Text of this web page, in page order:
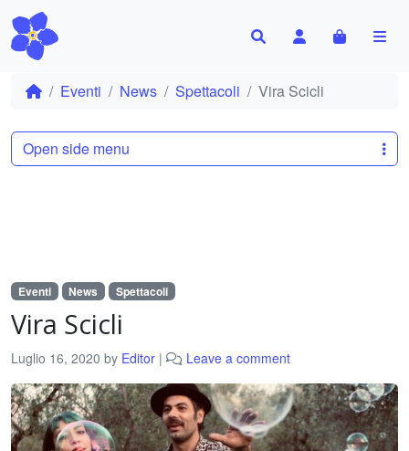
Search AccountCart
Eventi News Spettacoli Vira Scicli
Eventi News Spettacoli
Vira Scicli
Luglio 16, 2020 by Editor | Leave a comment
Open side menu